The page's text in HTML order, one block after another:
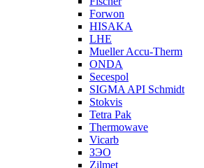
Forwon
HISAKA
LHE
Mueller Accu-Therm
ONDA
Secespol
SIGMA API Schmidt
Stokvis
Tetra Pak
Thermowave
Vicarb
ЗЭО
Zilmet